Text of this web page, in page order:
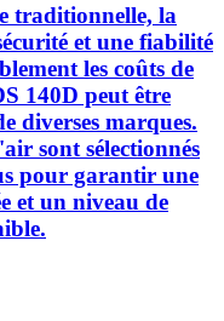
traditionnelle, la
et une fiabilité
les coûts de
140D peut être
diverses marques.
sont sélectionnés
pour garantir une
et un niveau de